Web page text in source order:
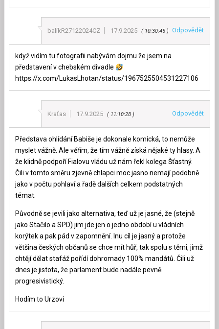
balíkR27122024CZ 17.9.2025 10:30:45 Odpovědět
když vidím tu fotografii nabývám dojmu že jsem na
představení v chebském divadle
https://x.com/LukasLhotan/status/1967525504531227106
Kraťas 17.9.2025 11:10:28 Odpovědět
Představa ohlídání Babiše je dokonale komická, to nemůže
myslet vážně. Ale věřím, že tím vážně získá nějaké ty hlasy. A
že klidně podpoří Fialovu vládu už nám řekl kolega Šťastný.
Čili v tomto směru zjevně chlapci moc jasno nemají podobně
jako v počtu pohlaví a řadě dalších celkem podstatných
témat.
Původně se jevili jako alternativa, teď už je jasné, že (stejně
jako Stačilo a SPD) jim jde jen o jedno období u vládních
korýtek a pak pád v zapomnění. Inu cíl je jasný a protože
většina českých občanů se chce mít hůř, tak spolu s těmi, jimž
chtějí dělat stafáž pořídí dohromady 100% mandátů. Čili už
dnes je jistota, že parlament bude nadále pevně
progresivistický.
Hodím to Urzovi